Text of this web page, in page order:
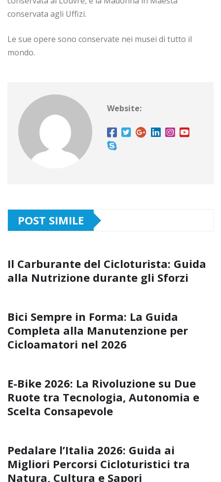
conservata agli Uffizi.
Le sue opere sono conservate nei musei di tutto il
mondo.
Website:
POST SIMILE
Il Carburante del Cicloturista: Guida
alla Nutrizione durante gli Sforzi
Bici Sempre in Forma: La Guida
Completa alla Manutenzione per
Cicloamatori nel 2026
E-Bike 2026: La Rivoluzione su Due
Ruote tra Tecnologia, Autonomia e
Scelta Consapevole
Pedalare l’Italia 2026: Guida ai
Migliori Percorsi Cicloturistici tra
Natura, Cultura e Sapori